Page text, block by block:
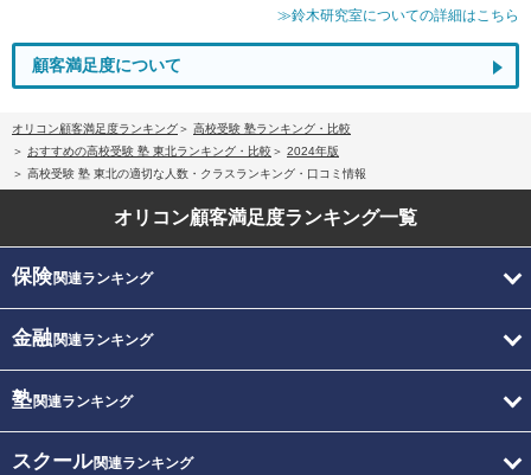
≫鈴木研究室についての詳細はこちら
顧客満足度について
オリコン顧客満足度ランキング
高校受験 塾ランキング・比較
おすすめの高校受験 塾 東北ランキング・比較
2024年版
高校受験 塾 東北の適切な人数・クラスランキング・口コミ情報
オリコン顧客満足度ランキング一覧
保険関連ランキング
金融関連ランキング
塾関連ランキング
スクール関連ランキング